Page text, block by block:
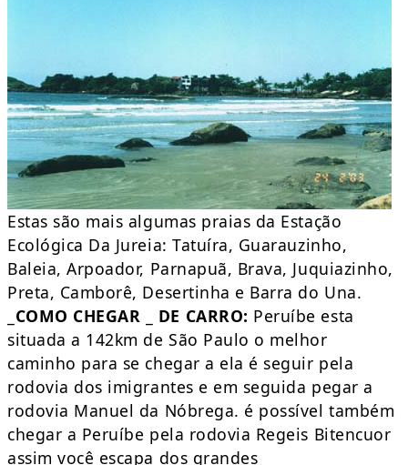
Estas são mais algumas praias da Estação
Ecológica Da Jureia: Tatuíra, Guarauzinho,
Baleia, Arpoador, Parnapuã, Brava, Juquiazinho,
Preta, Camborê, Desertinha e Barra do Una.
COMO CHEGAR DE CARRO: Peruíbe esta
situada a 142km de São Paulo o melhor
caminho para se chegar a ela é seguir pela
rodovia dos imigrantes e em seguida pegar a
rodovia Manuel da Nóbrega. é possível também
chegar a Peruíbe pela rodovia Regeis Bitencuor
assim você escapa dos grandes